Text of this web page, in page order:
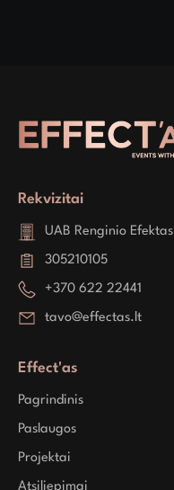
Rekvizitai
UAB Renginio Efektas
305210105
+370 622 22441
tavo@effectas.lt
Effect'as
Pagrindinis
Paslaugos
Projektai
Atsiliepimai